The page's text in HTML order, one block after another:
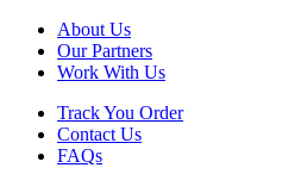
About Us
Our Partners
Work With Us
Track You Order
Contact Us
FAQs